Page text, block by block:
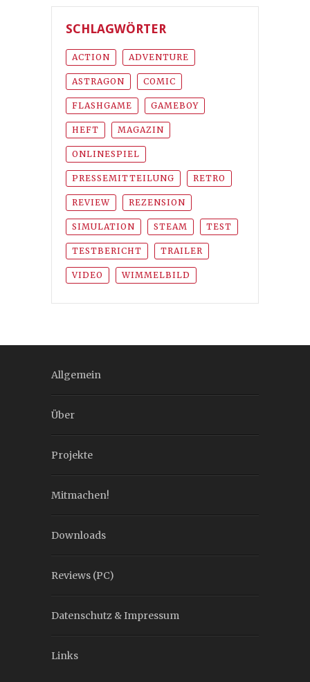
SCHLAGWÖRTER
ACTION ADVENTURE
ASTRAGON COMIC
FLASHGAME GAMEBOY
HEFT MAGAZIN
ONLINESPIEL
PRESSEMITTEILUNG RETRO
REVIEW REZENSION
SIMULATION STEAM TEST
TESTBERICHT TRAILER
VIDEO WIMMELBILD
Allgemein
Über
Projekte
Mitmachen!
Downloads
Reviews (PC)
Datenschutz & Impressum
Links